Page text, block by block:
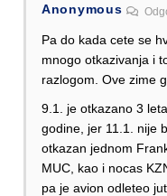
Anonymous
Pa do kada cete se
mnogo otkazivanja i
razlogom. Ove zime
9.1. je otkazano 3
godine, jer 11.1. nije
otkazan jednom
MUC, kao i nocas
pa je avion odleteo